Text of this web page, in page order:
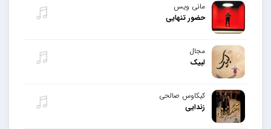
مانی ویس
حضور تنهایی
مجال
لبیک
کیکاوس صالحی
زندایی